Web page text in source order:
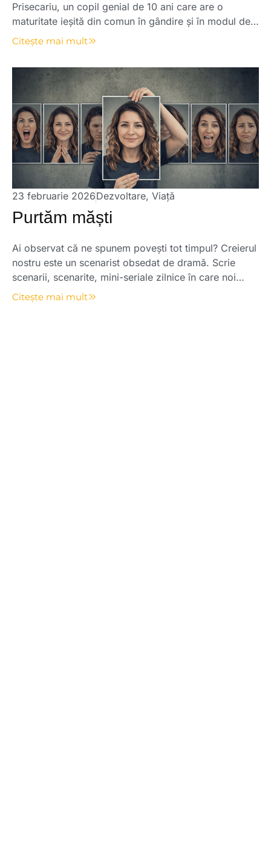
Prisecariu, un copil genial de 10 ani care are o
maturitate ieșită din comun în gândire și în modul de a
vorbi. La un moment dat, a spus o frază care m-a
oprit din tot ce făceam: „Mama este apa de la
rădăcina mea.” Cât de […]
Citește mai mult
23 februarie 2026Dezvoltare, Viață
Purtăm măști
Ai observat că ne spunem povești tot timpul? Creierul
nostru este un scenarist obsedat de dramă. Scrie
scenarii, scenarite, mini-seriale zilnice în care noi
suntem și eroul, și victima, și moralistul, și salvatorul.
Se spune: „Dacă ai putea să te vezi prin ochii
Citește mai mult